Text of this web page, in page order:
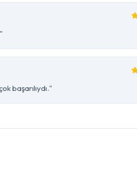
başarılıydı."